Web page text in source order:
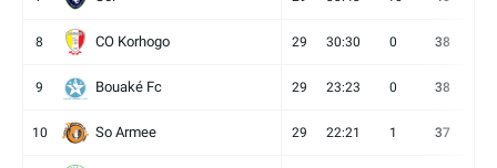
8 CO Korhogo 29 30:30 0 38
9 Bouaké Fc 29 23:23 0 38
10 So Armee 29 22:21 1 37